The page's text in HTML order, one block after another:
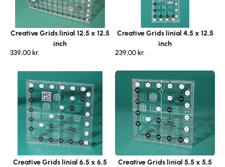
Creative Grids linial 12,5 x 12,5
inch
339,00 kr.
Creative Grids linial 4,5 x 12,5
inch
239,00 kr.
Creative Grids linial 6,5 x 6,5
Creative Grids linial 5,5 x 5,5